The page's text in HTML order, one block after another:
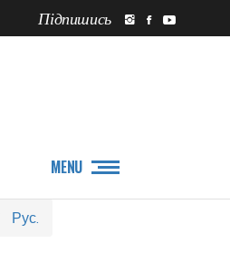
Підпишись
MENU
Рус.